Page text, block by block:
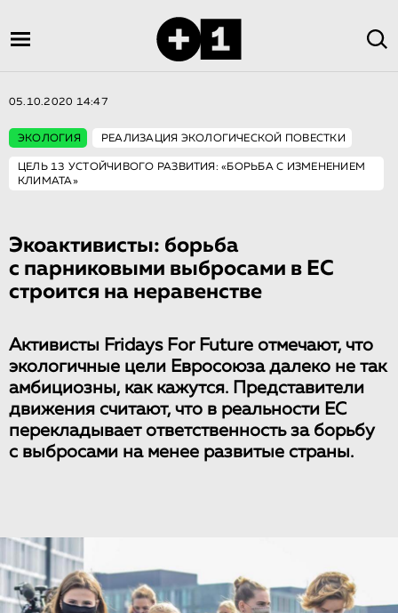
05.10.2020 14:47
ЭКОЛОГИЯ РЕАЛИЗАЦИЯ ЭКОЛОГИЧЕСКОЙ ПОВЕСТКИ
ЦЕЛЬ 13 УСТОЙЧИВОГО РАЗВИТИЯ: «БОРЬБА С ИЗМЕНЕНИЕМ
КЛИМАТА»
Экоактивисты: борьба
с парниковыми выбросами в ЕС
строится на неравенстве
Активисты Fridays For Future отмечают, что
экологичные цели Евросоюза далеко не так
амбициозны, как кажутся. Представители
движения считают, что в реальности ЕС
перекладывает ответственность за борьбу
с выбросами на менее развитые страны.